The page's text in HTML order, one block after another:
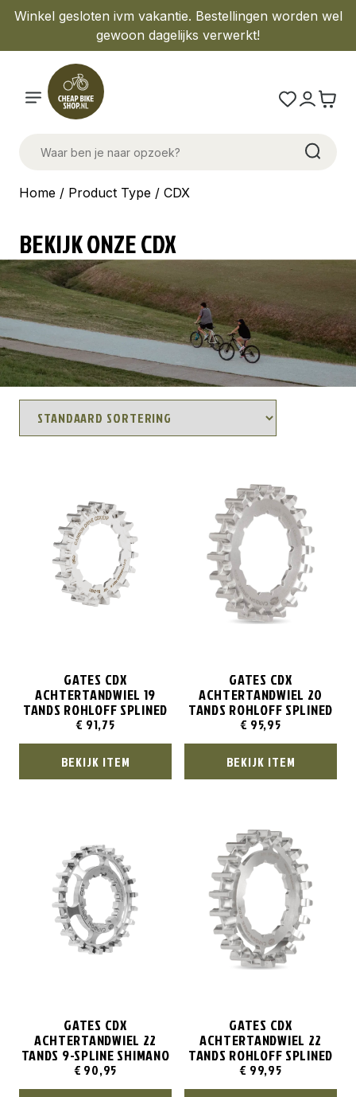
Winkel gesloten ivm vakantie. Bestellingen worden wel
gewoon dagelijks verwerkt!
Home / Product Type / CDX
BEKIJK ONZE CDX
GATES CDX
ACHTERTANDWIEL 19
TANDS ROHLOFF SPLINED
€ 91,75
BEKIJK ITEM
GATES CDX
ACHTERTANDWIEL 20
TANDS ROHLOFF SPLINED
€ 95,95
BEKIJK ITEM
GATES CDX
ACHTERTANDWIEL 22
TANDS 9-SPLINE SHIMANO
€ 90,95
GATES CDX
ACHTERTANDWIEL 22
TANDS ROHLOFF SPLINED
€ 99,95